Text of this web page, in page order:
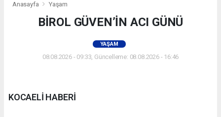
Anasayfa Yaşam
BİROL GÜVEN’İN ACI GÜNÜ
YAŞAM
08.08.2026 - 09:33, Güncelleme: 08.08.2026 - 16:46
KOCAELİ HABERİ